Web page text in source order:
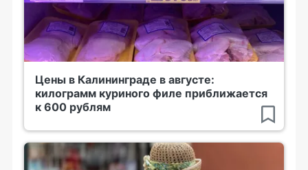
Цены в Калининграде в августе:
килограмм куриного филе приближается
к 600 рублям